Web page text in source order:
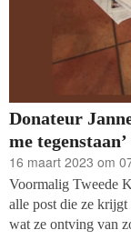
Donateur
me tegenstaan’
16 maart 2023 om
Voormalig Tweede
alle post die ze
wat ze ontving van